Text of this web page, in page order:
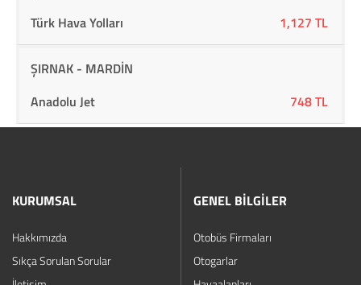
Türk Hava Yolları
1,127 TL
ŞIRNAK - MARDİN
Anadolu Jet
748 TL
KURUMSAL
Hakkımızda
Sıkça Sorulan Sorular
GENEL BİLGİLER
Otobüs Firmaları
Otogarlar